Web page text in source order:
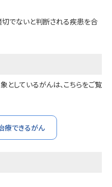
でないと判断される疾患を合
としているがんは、こちらをご覧
療できるがん